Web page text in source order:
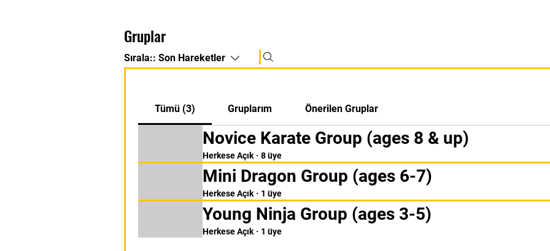
Gruplar
Sırala:: Son Hareketler
Tümü (3) Gruplarım Önerilen Gruplar
Novice Karate Group (ages 8 & up)
Herkese Açık · 8 üye
Mini Dragon Group (ages 6-7)
Herkese Açık · 1 üye
Young Ninja Group (ages 3-5)
Herkese Açık · 1 üye